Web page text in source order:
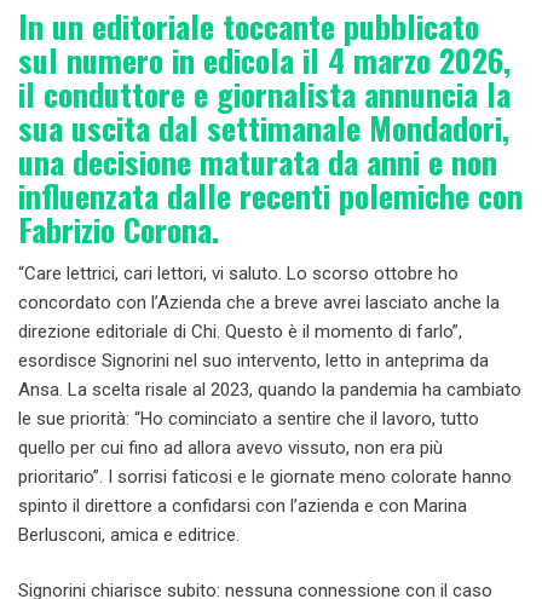
In un editoriale toccante pubblicato
sul numero in edicola il 4 marzo 2026,
il conduttore e giornalista annuncia la
sua uscita dal settimanale Mondadori,
una decisione maturata da anni e non
influenzata dalle recenti polemiche con
Fabrizio Corona.
“Care lettrici, cari lettori, vi saluto. Lo scorso ottobre ho
concordato con l’Azienda che a breve avrei lasciato anche la
direzione editoriale di Chi. Questo è il momento di farlo”,
esordisce Signorini nel suo intervento, letto in anteprima da
Ansa. La scelta risale al 2023, quando la pandemia ha cambiato
le sue priorità: “Ho cominciato a sentire che il lavoro, tutto
quello per cui fino ad allora avevo vissuto, non era più
prioritario”. I sorrisi faticosi e le giornate meno colorate hanno
spinto il direttore a confidarsi con l’azienda e con Marina
Berlusconi, amica e editrice.
Signorini chiarisce subito: nessuna connessione con il caso